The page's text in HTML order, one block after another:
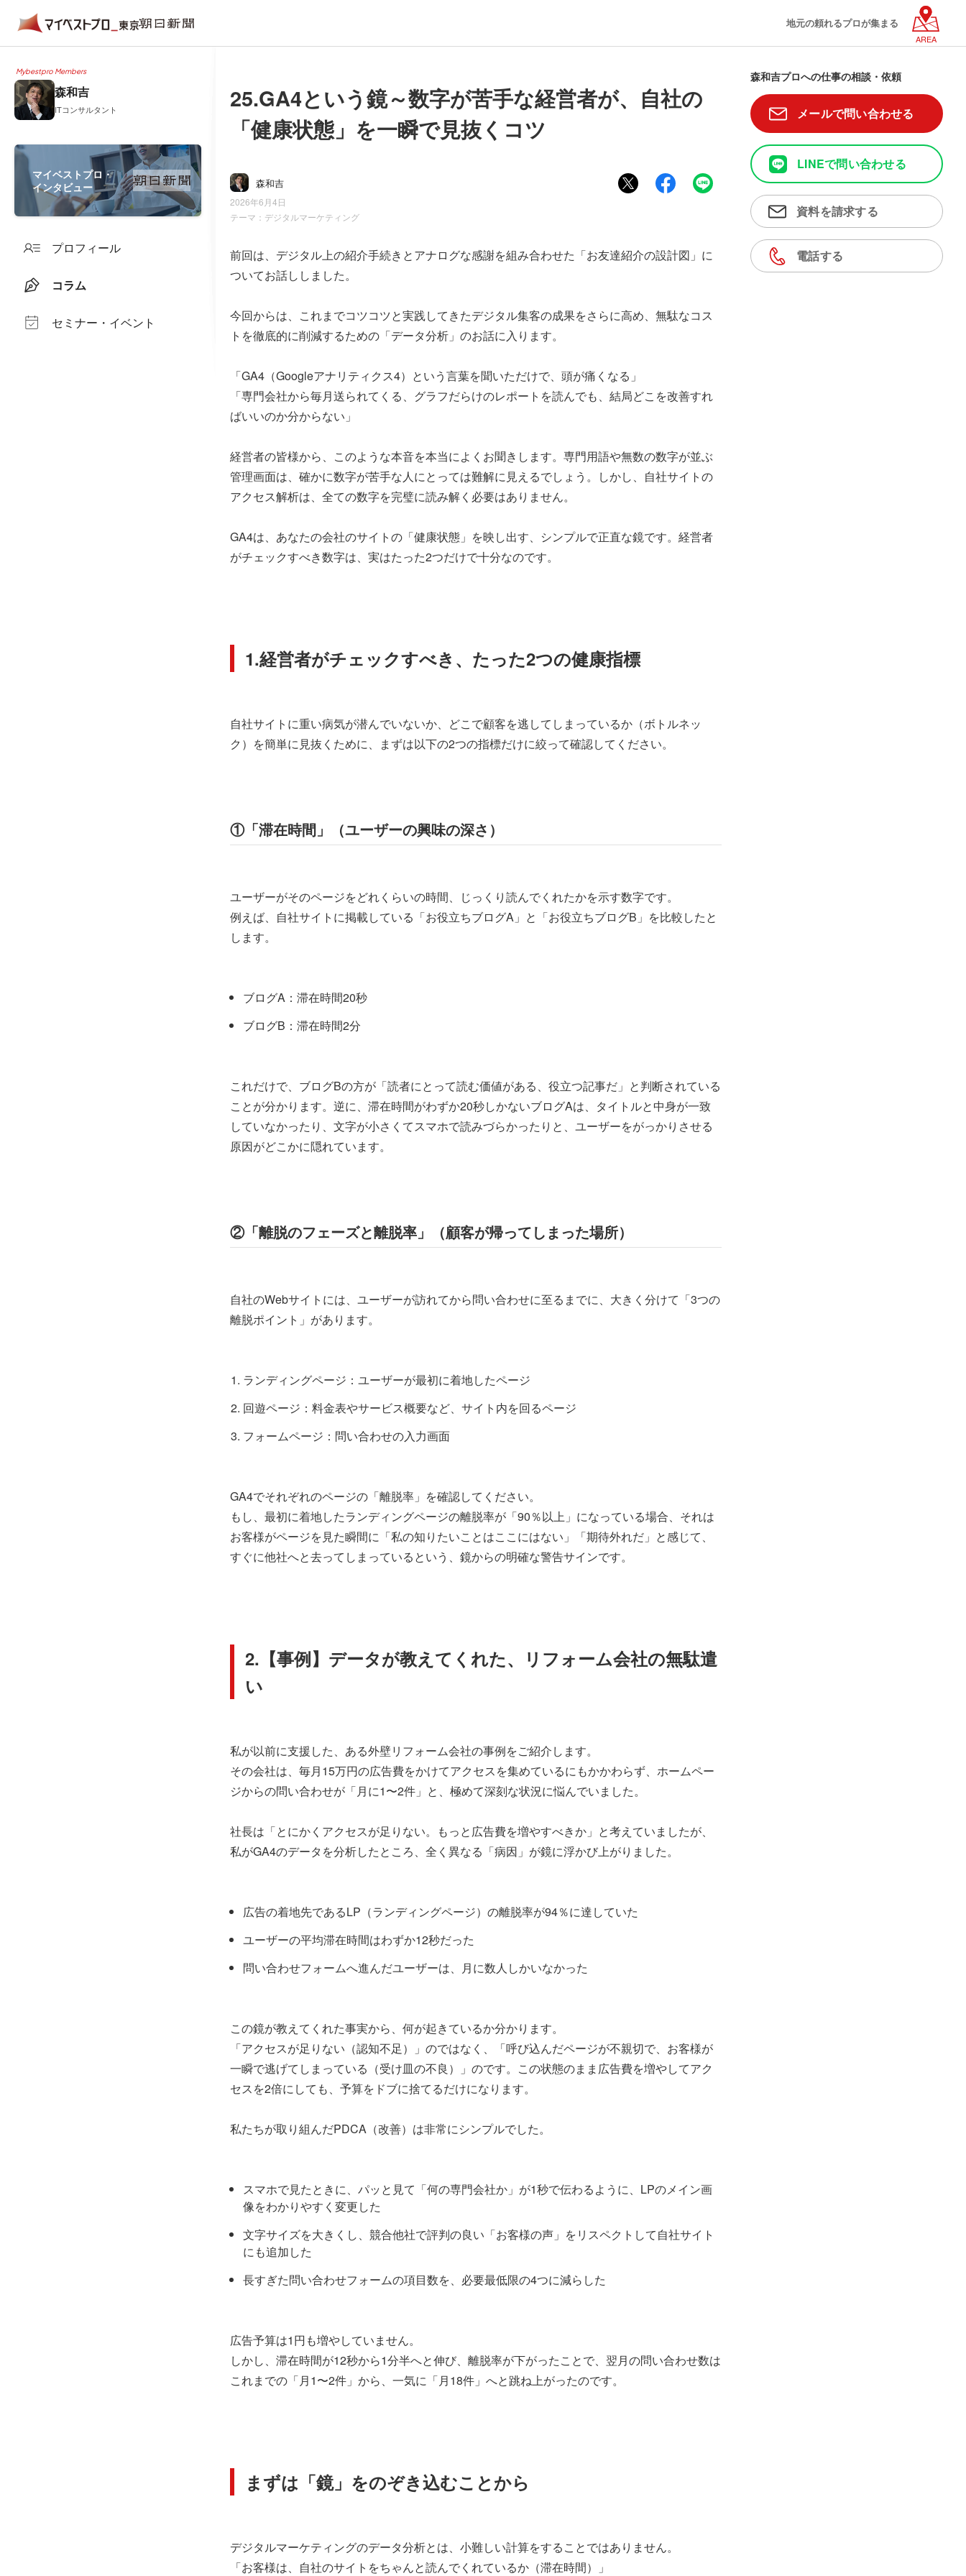
地元の頼れるプロが集まる
AREA
Mybestpro Members
森和吉
ITコンサルタント
マイベストプロ・
インタビュー
プロフィール
コラム
セミナー・イベント
25.GA4という鏡～数字が苦手な経営者が、自社の
「健康状態」を一瞬で見抜くコツ
森和吉
2026年6月4日
テーマ： デジタルマーケティング
前回は、デジタル上の紹介手続きとアナログな感謝を組み合わせた「お友達紹介の設計図」に
ついてお話ししました。
今回からは、これまでコツコツと実践してきたデジタル集客の成果をさらに高め、無駄なコス
トを徹底的に削減するための「データ分析」のお話に入ります。
「GA4（Googleアナリティクス4）という言葉を聞いただけで、頭が痛くなる」
「専門会社から毎月送られてくる、グラフだらけのレポートを読んでも、結局どこを改善すれ
ばいいのか分からない」
経営者の皆様から、このような本音を本当によくお聞きします。専門用語や無数の数字が並ぶ
管理画面は、確かに数字が苦手な人にとっては難解に見えるでしょう。しかし、自社サイトの
アクセス解析は、全ての数字を完璧に読み解く必要はありません。
GA4は、あなたの会社のサイトの「健康状態」を映し出す、シンプルで正直な鏡です。経営者
がチェックすべき数字は、実はたった2つだけで十分なのです。
1.経営者がチェックすべき、たった2つの健康指標
自社サイトに重い病気が潜んでいないか、どこで顧客を逃してしまっているか（ボトルネッ
ク）を簡単に見抜くために、まずは以下の2つの指標だけに絞って確認してください。
①「滞在時間」（ユーザーの興味の深さ）
ユーザーがそのページをどれくらいの時間、じっくり読んでくれたかを示す数字です。
例えば、自社サイトに掲載している「お役立ちブログA」と「お役立ちブログB」を比較したと
します。
ブログA：滞在時間20秒
ブログB：滞在時間2分
これだけで、ブログBの方が「読者にとって読む価値がある、役立つ記事だ」と判断されている
ことが分かります。逆に、滞在時間がわずか20秒しかないブログAは、タイトルと中身が一致
していなかったり、文字が小さくてスマホで読みづらかったりと、ユーザーをがっかりさせる
原因がどこかに隠れています。
②「離脱のフェーズと離脱率」（顧客が帰ってしまった場所）
自社のWebサイトには、ユーザーが訪れてから問い合わせに至るまでに、大きく分けて「3つの
離脱ポイント」があります。
ランディングページ：ユーザーが最初に着地したページ
回遊ページ：料金表やサービス概要など、サイト内を回るページ
フォームページ：問い合わせの入力画面
GA4でそれぞれのページの「離脱率」を確認してください。
もし、最初に着地したランディングページの離脱率が「90％以上」になっている場合、それは
お客様がページを見た瞬間に「私の知りたいことはここにはない」「期待外れだ」と感じて、
すぐに他社へと去ってしまっているという、鏡からの明確な警告サインです。
2.【事例】データが教えてくれた、リフォーム会社の無駄遣
い
私が以前に支援した、ある外壁リフォーム会社の事例をご紹介します。
その会社は、毎月15万円の広告費をかけてアクセスを集めているにもかかわらず、ホームペー
ジからの問い合わせが「月に1〜2件」と、極めて深刻な状況に悩んでいました。
社長は「とにかくアクセスが足りない。もっと広告費を増やすべきか」と考えていましたが、
私がGA4のデータを分析したところ、全く異なる「病因」が鏡に浮かび上がりました。
広告の着地先であるLP（ランディングページ）の離脱率が94％に達していた
ユーザーの平均滞在時間はわずか12秒だった
問い合わせフォームへ進んだユーザーは、月に数人しかいなかった
この鏡が教えてくれた事実から、何が起きているか分かります。
「アクセスが足りない（認知不足）」のではなく、「呼び込んだページが不親切で、お客様が
一瞬で逃げてしまっている（受け皿の不良）」のです。この状態のまま広告費を増やしてアク
セスを2倍にしても、予算をドブに捨てるだけになります。
私たちが取り組んだPDCA（改善）は非常にシンプルでした。
スマホで見たときに、パッと見て「何の専門会社か」が1秒で伝わるように、LPのメイン画
像をわかりやすく変更した
文字サイズを大きくし、競合他社で評判の良い「お客様の声」をリスペクトして自社サイト
にも追加した
長すぎた問い合わせフォームの項目数を、必要最低限の4つに減らした
広告予算は1円も増やしていません。
しかし、滞在時間が12秒から1分半へと伸び、離脱率が下がったことで、翌月の問い合わせ数は
これまでの「月1〜2件」から、一気に「月18件」へと跳ね上がったのです。
まずは「鏡」をのぞき込むことから
デジタルマーケティングのデータ分析とは、小難しい計算をすることではありません。
「お客様は、自社のサイトをちゃんと読んでくれているか（滞在時間）」
森和吉プロへの仕事の相談・依頼
メールで問い合わせる
LINEで問い合わせる
資料を請求する
電話する